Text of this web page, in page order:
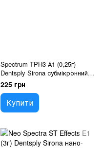
Spectrum TPH3 А1 (0,25г)
Dentsply Sirona субмікронний
гібрид
225 грн
Купити